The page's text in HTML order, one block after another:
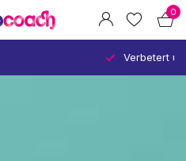
0
en gezondheid